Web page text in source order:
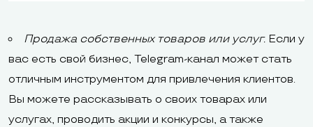
Продажа собственных товаров или услуг. Если у
вас есть свой бизнес, Telegram-канал может стать
отличным инструментом для привлечения клиентов.
Вы можете рассказывать о своих товарах или
услугах, проводить акции и конкурсы, а также